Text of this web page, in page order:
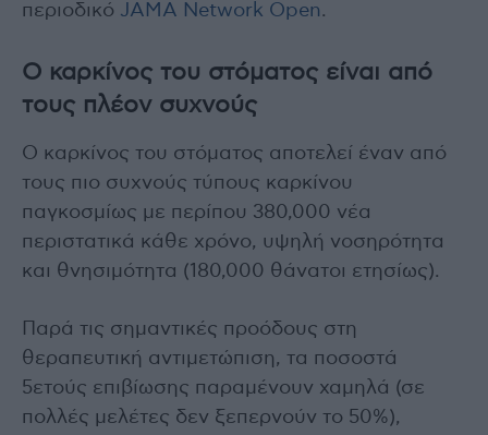
περιοδικό JAMA Network Open.
Ο καρκίνος του στόματος είναι από
τους πλέον συχνούς
Ο καρκίνος του στόματος αποτελεί έναν από
τους πιο συχνούς τύπους καρκίνου
παγκοσμίως με περίπου 380,000 νέα
περιστατικά κάθε χρόνο, υψηλή νοσηρότητα
και θνησιμότητα (180,000 θάνατοι ετησίως).
Παρά τις σημαντικές προόδους στη
θεραπευτική αντιμετώπιση, τα ποσοστά
5ετούς επιβίωσης παραμένουν χαμηλά (σε
πολλές μελέτες δεν ξεπερνούν το 50%),